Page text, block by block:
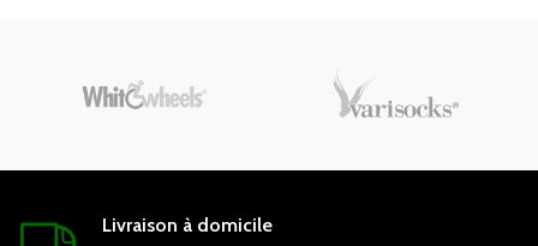
Livraison à domicile